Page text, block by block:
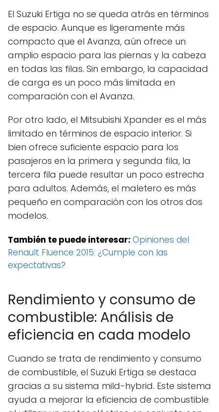
El Suzuki Ertiga no se queda atrás en términos
de espacio. Aunque es ligeramente más
compacto que el Avanza, aún ofrece un
amplio espacio para las piernas y la cabeza
en todas las filas. Sin embargo, la capacidad
de carga es un poco más limitada en
comparación con el Avanza.
Por otro lado, el Mitsubishi Xpander es el más
limitado en términos de espacio interior. Si
bien ofrece suficiente espacio para los
pasajeros en la primera y segunda fila, la
tercera fila puede resultar un poco estrecha
para adultos. Además, el maletero es más
pequeño en comparación con los otros dos
modelos.
También te puede interesar: Opiniones del
Renault Fluence 2015: ¿Cumple con las
expectativas?
Rendimiento y consumo de
combustible: Análisis de
eficiencia en cada modelo
Cuando se trata de rendimiento y consumo
de combustible, el Suzuki Ertiga se destaca
gracias a su sistema mild-hybrid. Este sistema
ayuda a mejorar la eficiencia de combustible